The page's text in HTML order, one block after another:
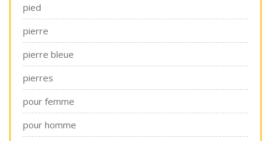
pied
pierre
pierre bleue
pierres
pour femme
pour homme